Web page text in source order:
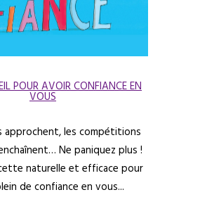
POUR AVOIR CONFIANCE EN
VOUS
approchent, les compétitions
Ne paniquez plus !
naturelle et efficace pour
de confiance en vous...